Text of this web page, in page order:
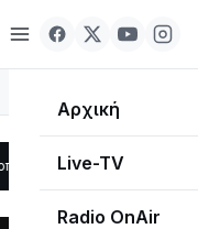
Αρχική
Live-TV
Radio OnAir
Παράκαμψη του Κέντρου της